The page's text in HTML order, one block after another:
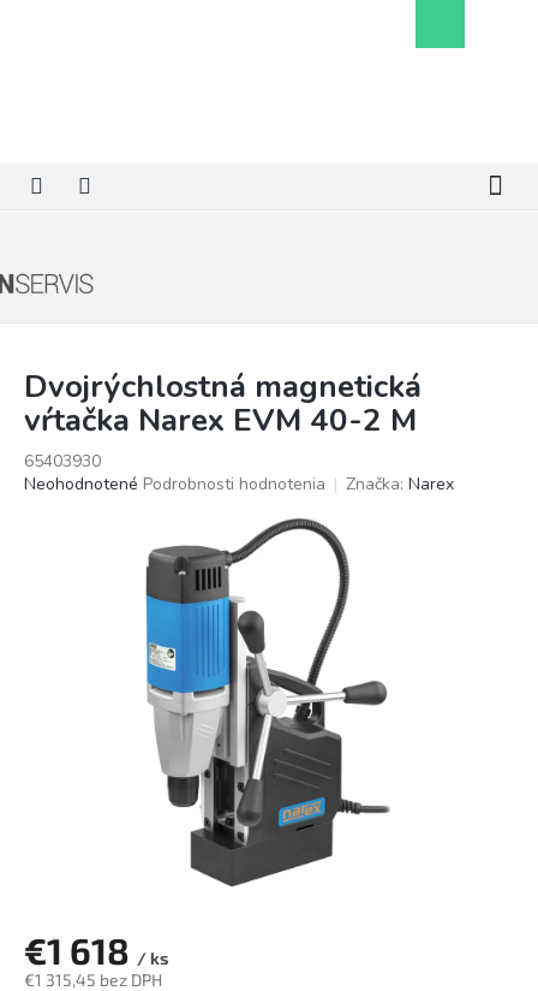
košík
Dvojrýchlostná magnetická
vŕtačka Narex EVM 40-2 M
65403930
Priemerné
Neohodnotené Podrobnosti hodnotenia Značka: Narex
€1 618 / ks
€1 315,45 bez DPH